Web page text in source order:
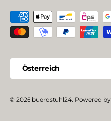
Zahlungsmethoden
Land/Region
Österreich
© 2026 buerostuhl24. Powered